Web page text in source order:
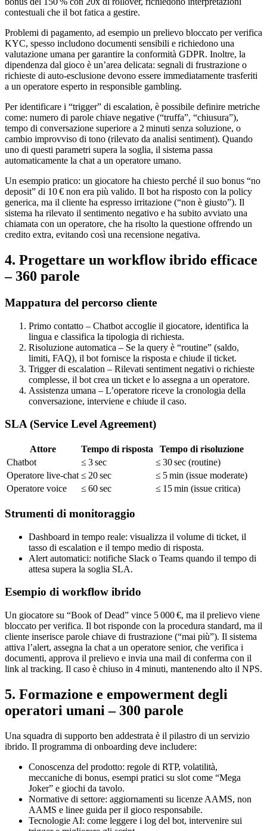
contestuali che il bot fatica a gestire.
Problemi di pagamento, ad esempio un prelievo bloccato per verifica
KYC, spesso includono documenti sensibili e richiedono una
valutazione umana per garantire la conformità GDPR. Inoltre, la
dipendenza dal gioco è un’area delicata: segnali di frustrazione o
richieste di auto‑esclusione devono essere immediatamente trasferiti
a un operatore esperto in responsible gambling.
Per identificare i “trigger” di escalation, è possibile definire metriche
come: numero di parole chiave negative (“truffa”, “chiusura”),
tempo di conversazione superiore a 2 minuti senza soluzione, o
cambio improvviso di tono (rilevato da analisi sentiment). Quando
uno di questi parametri supera la soglia, il sistema passa
automaticamente la chat a un operatore umano.
Un esempio pratico: un giocatore ha chiesto perché il suo bonus “no
deposit” di 10 € non era più valido. Il bot ha risposto con la policy
generica, ma il cliente ha espresso irritazione (“non è giusto”). Il
sistema ha rilevato il sentimento negativo e ha subito avviato una
chiamata con un operatore, che ha risolto la questione offrendo un
credito extra, evitando così una recensione negativa.
4. Progettare un workflow ibrido efficace
– 360 parole
Mappatura del percorso cliente
Primo contatto – Chatbot accoglie il giocatore, identifica la
lingua e classifica la tipologia di richiesta.
Risoluzione automatica – Se la query è “routine” (saldo,
limiti, FAQ), il bot fornisce la risposta e chiude il ticket.
Trigger di escalation – Rilevati sentiment negativi o richieste
complesse, il bot crea un ticket e lo assegna a un operatore.
Assistenza umana – L’operatore riceve la cronologia della
conversazione, interviene e chiude il caso.
SLA (Service Level Agreement)
Attore Tempo di risposta
Tempo di risoluzione
Chatbot
≤ 3 sec
≤ 30 sec (routine)
Operatore live‑chat ≤ 20 sec
≤ 5 min (issue moderate)
Operatore voice
≤ 60 sec ≤ 15 min (issue critica)
Strumenti di monitoraggio
Dashboard in tempo reale: visualizza il volume di ticket, il
tasso di escalation e il tempo medio di risposta.
Alert automatici: notifiche Slack o Teams quando il tempo di
attesa supera la soglia SLA.
Esempio di workflow ibrido
Un giocatore su “Book of Dead” vince 5 000 €, ma il prelievo viene
bloccato per verifica. Il bot risponde con la procedura standard, ma il
cliente inserisce parole chiave di frustrazione (“mai più”). Il sistema
attiva l’alert, assegna la chat a un operatore senior, che verifica i
documenti, approva il prelievo e invia una mail di conferma con il
link al tracking. Il caso è chiuso in 4 minuti, mantenendo alto il NPS.
5. Formazione e empowerment degli
operatori umani – 300 parole
Una squadra di supporto ben addestrata è il pilastro di un servizio
ibrido. Il programma di onboarding deve includere:
Conoscenza del prodotto: regole di RTP, volatilità,
meccaniche di bonus, esempi pratici su slot come “Mega
Joker” e giochi da tavolo.
Normative di settore: aggiornamenti su licenze AAMS, non
AAMS e linee guida per il gioco responsabile.
Tecnologie AI: come leggere i log del bot, intervenire sui